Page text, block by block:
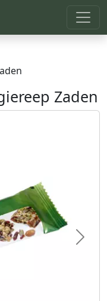
Zaden
Next